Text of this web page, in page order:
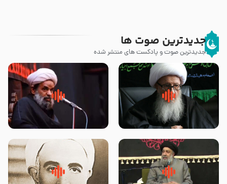
جدیدترین صوت ها
جدیدترین صوت و پادکست های منتشر شده
زوّار اربعین امام حسین (علیه
السلام) با این اشتیاق به زیارت
روضه جانسوز پاره های جگر امام
حسن مجتبی علیه السلام-حجت